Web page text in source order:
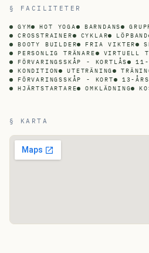
§ FACILITETER
GYM HOT YOGA BARNDANS
CROSSTRAINER
CYKLAR LÖPBAND
BOOTY BUILDER
FRIA VIKTER
PERSONLIG TRÄNARE
VIRTUELL
FÖRVARINGSSKÅP - KORTLÅS
11-
KONDITION
UTETRÄNING
FÖRVARINGSSKÅP - KORT
13-
HJÄRTSTARTARE
OMKLÄDNING
§ KARTA